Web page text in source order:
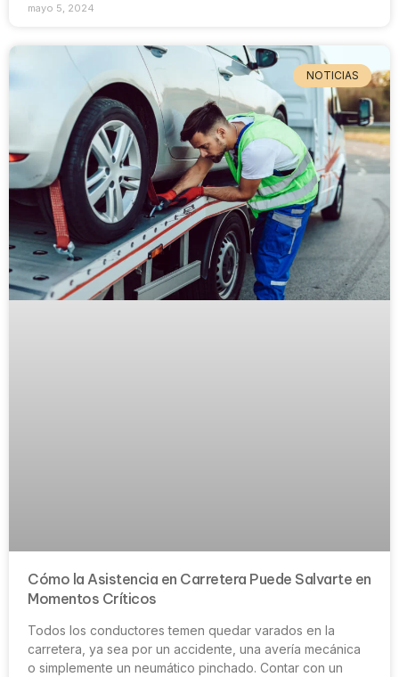
mayo 5, 2024
NOTICIAS
Cómo la Asistencia en Carretera Puede Salvarte en
Momentos Críticos
Todos los conductores temen quedar varados en la
carretera, ya sea por un accidente, una avería mecánica
o simplemente un neumático pinchado. Contar con un